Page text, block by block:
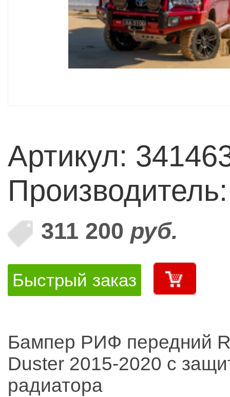
Артикул:
311 200 руб.
Быстрый заказ
Бампер РИФ передний
Duster 2015-2020 с
радиатора